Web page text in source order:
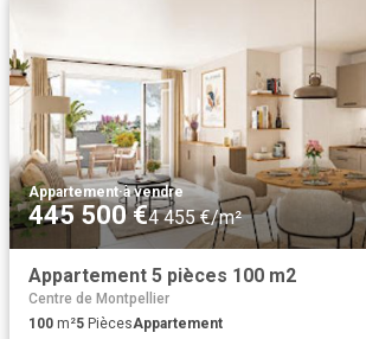
Appartement·à vendre
445 500 €4 455 €/m²
Appartement 5 pièces 100 m2
Centre de Montpellier
100 m²5 PiècesAppartement